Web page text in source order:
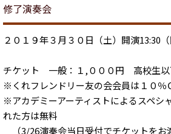
修了演奏会
２０１９年３月３０日（土）開演13:30（
チケット 一般：１,０００円 高校生以
※くれフレンドリー友の会会員は１０％
※アカデミーアーティストによるスペシ
れた方は無料
（3/26演奏会当日受付でチケットをお